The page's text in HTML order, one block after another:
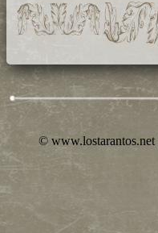
© www.lostarantos.net